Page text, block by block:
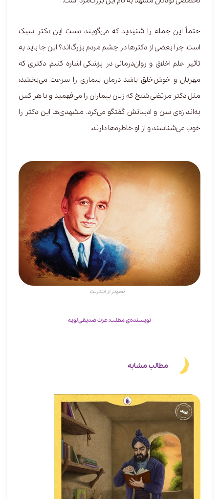
حتماً این جمله را شنیدید که می‌گویند دست این دکتر سبک
است. چرا بعضی از دکترها در چشم مردم بزرگ‌اند؟ این جا باید به
تأثیر علم اخلاق و روان‌درمانی در پزشکی اشاره کنیم. دکتری که
مهربان و خوش‌خلق باشد درمان بیماری را سرعت می‌بخشد؛
مثل دکتر مرتضی شیخ که زبان بیماران را می‌فهمید و با هر کس
به‌اندازه‌ی سن و ادبیاتش گفتگو می‌کرد. مشهدی‌ها این دکتر را
خوب می‌شناسند و از او خاطره‌ها دارند.
تصویر از اینترنت
نویسنده‌ی مطلب: عزت صدیقی لویه
مطالب مشابه